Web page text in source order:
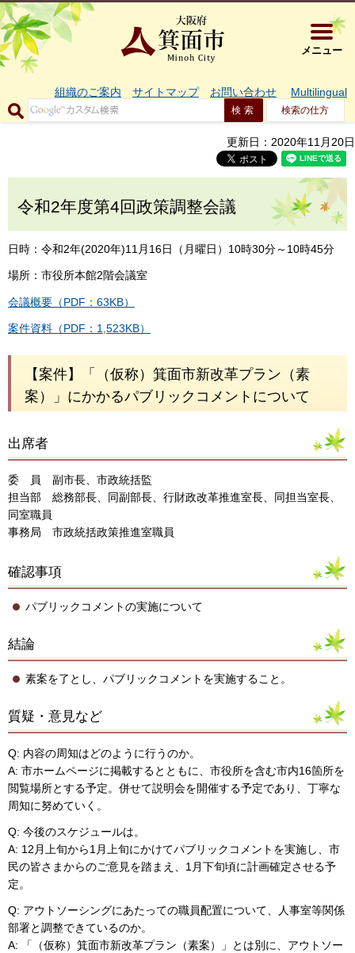
大阪府箕
メニュー
組織のご案内 サイトマップ お問い合わせ Multilingual
検索の仕方
更新日：2020年11月20日
令和2年度第4回政策調整会議
日時：令和2年(2020年)11月16日（月曜日）10時30分～10時45分
場所：市役所本館2階会議室
会議概要（PDF：63KB）
案件資料（PDF：1,523KB）
【案件】「（仮称）箕面市新改革プラン（素
案）」にかかるパブリックコメントについて
出席者
委 員 副市長、市政統括監
担当部 総務部長、同副部長、行財政改革推進室長、同担当室長、
同室職員
事務局 市政統括政策推進室職員
確認事項
パブリックコメントの実施について
結論
素案を了とし、パブリックコメントを実施すること。
質疑・意見など
Q: 内容の周知はどのように行うのか。
A: 市ホームページに掲載するとともに、市役所を含む市内16箇所を
閲覧場所とする予定。併せて説明会を開催する予定であり、丁寧な
周知に努めていく。
Q: 今後のスケジュールは。
A: 12月上旬から1月上旬にかけてパブリックコメントを実施し、市
民の皆さまからのご意見を踏まえ、1月下旬頃に計画確定させる予
定。
Q: アウトソーシングにあたっての職員配置について、人事室等関係
部署と調整できているのか。
A: 「（仮称）箕面市新改革プラン（素案）」とは別に、アウトソー